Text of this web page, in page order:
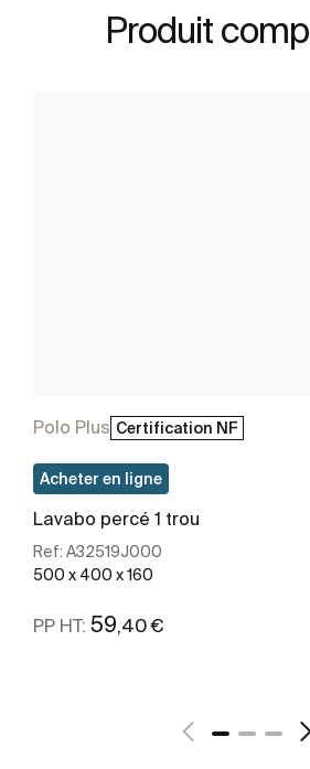
Produit
Polo Plus Certification NF
Acheter en ligne
Lavabo percé 1 trou
Ref: A32519J000
500 x 400 x 160
PP HT: 59 ,40 €